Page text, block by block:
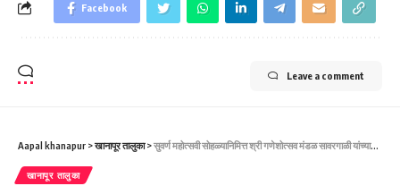
Facebook
Leave a comment
Aapal khanapur >खानापूर तालुका>सुवर्ण महोत्सवी सोहळ्यानिमित्त श्री गणेशोत्सव मंडळ सावरगाळी यांच्यावतीने खुल्या रेकॉर्ड डान्स व भाषण स्पर्धा.
खानापूर तालुका